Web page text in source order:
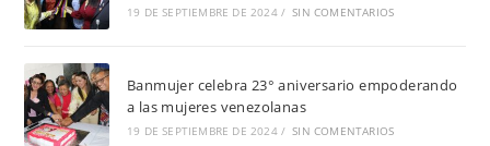
19 DE SEPTIEMBRE DE 2024 / SIN COMENTARIOS
Banmujer celebra 23° aniversario empoderando
a las mujeres venezolanas
19 DE SEPTIEMBRE DE 2024 / SIN COMENTARIOS